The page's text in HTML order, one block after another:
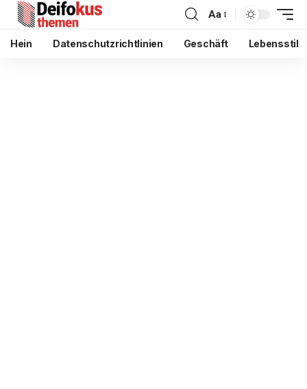
Aa
Hein Datenschutzrichtlinien Geschäft Lebensstil